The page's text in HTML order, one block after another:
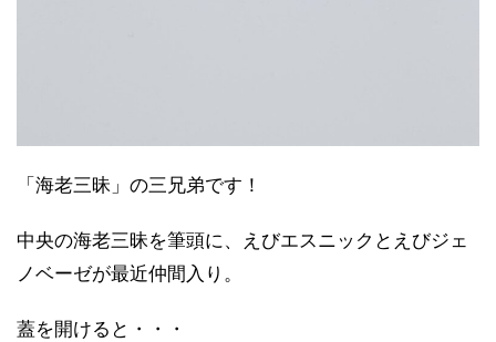
「海老三昧」の三兄弟です！
中央の海老三昧を筆頭に、えびエスニックとえびジェ
ノベーゼが最近仲間入り。
蓋を開けると・・・